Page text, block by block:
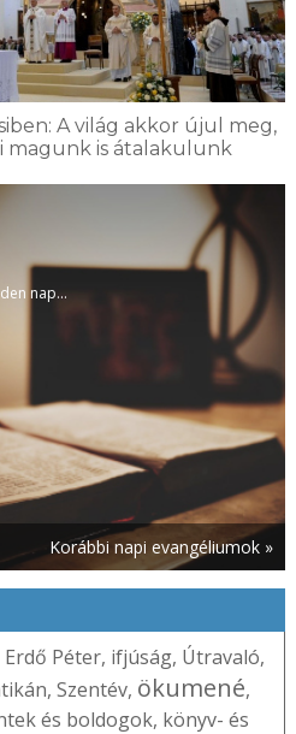
A világ akkor újul meg,
magunk is átalakulunk
nap...
Korábbi napi evangéliumok »
Erdő Péter, ifjúság, Útravaló,
, Szentév, ökumené,
és boldogok, könyv- és